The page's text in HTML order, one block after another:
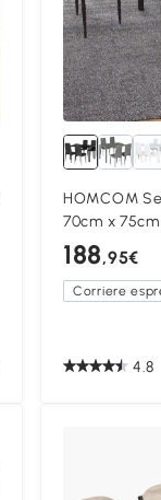
HOMCOM
70cm x
188,95€
Corriere
4.8